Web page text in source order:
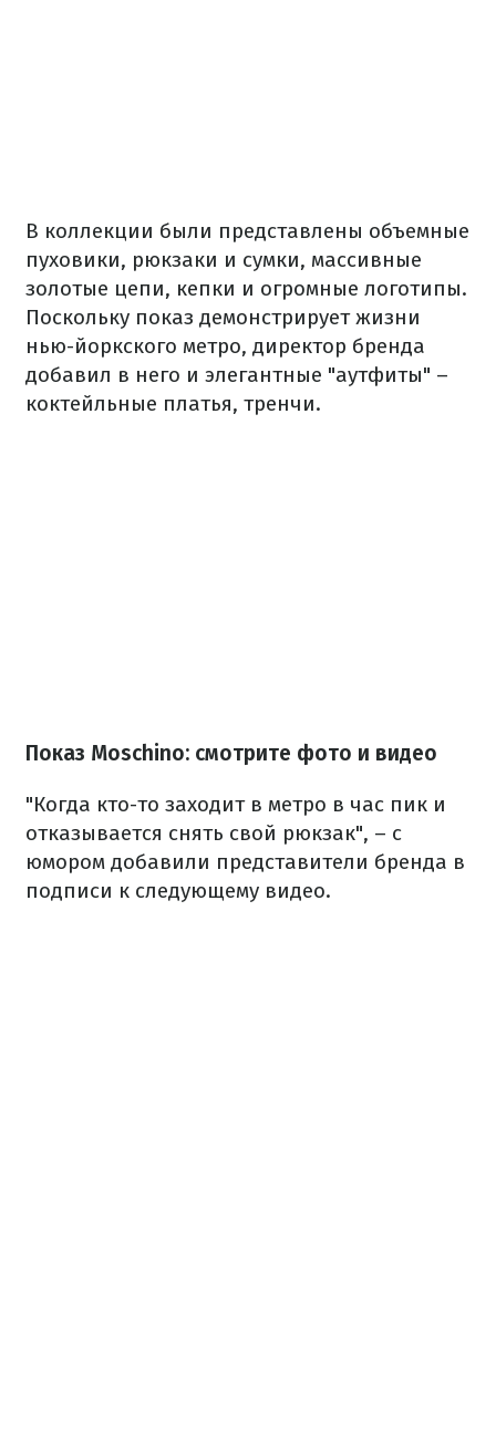
В коллекции были представлены объемные
пуховики, рюкзаки и сумки, массивные
золотые цепи, кепки и огромные логотипы.
Поскольку показ демонстрирует жизни
нью-йоркского метро, директор бренда
добавил в него и элегантные "аутфиты" –
коктейльные платья, тренчи.
Показ Moschino: смотрите фото и видео
"Когда кто-то заходит в метро в час пик и
отказывается снять свой рюкзак", – с
юмором добавили представители бренда в
подписи к следующему видео.